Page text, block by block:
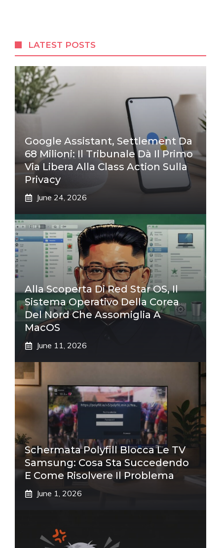
LATEST POSTS
Google Assistant, Settlement Da
68 Milioni: Il Tribunale Dà Il Primo
Via Libera Alla Class Action Sulla
Privacy
June 24, 2026
Alla Scoperta Di Red Star OS, Il
Sistema Operativo Della Corea
Del Nord Che Assomiglia A
MacOS
June 11, 2026
Schermata Polyfill Blocca Le TV
Samsung: Cosa Sta Succedendo
E Come Risolvere Il Problema
June 1, 2026